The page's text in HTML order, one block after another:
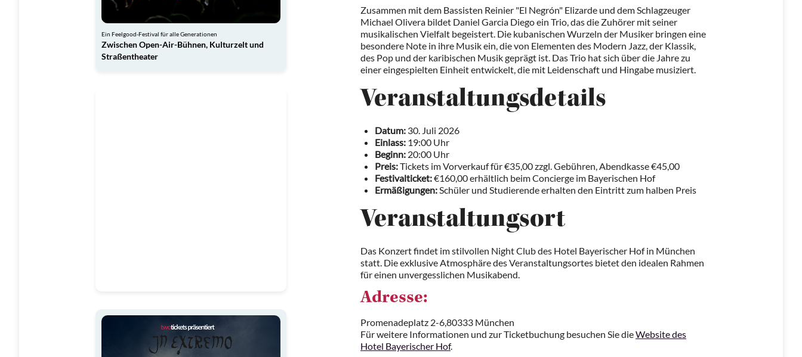
Ein Feelgood-Festival für alle Generationen
Zwischen Open-Air-Bühnen, Kulturzelt und
Straßentheater
Zusammen mit dem Bassisten Reinier "El Negrón" Elizarde und dem Schlagzeuger
Michael Olivera bildet Daniel Garcia Diego ein Trio, das die Zuhörer mit seiner
musikalischen Vielfalt begeistert. Die kubanischen Wurzeln der Musiker bringen eine
besondere Note in ihre Musik ein, die von Elementen des Modern Jazz, der Klassik,
des Pop und der karibischen Musik geprägt ist. Das Trio hat sich über die Jahre zu
einer eingespielten Einheit entwickelt, die mit Leidenschaft und Hingabe musiziert.
Veranstaltungsdetails
Datum: 30. Juli 2026
Einlass: 19:00 Uhr
Beginn: 20:00 Uhr
Preis:Tickets im Vorverkauf für €35,00 zzgl. Gebühren, Abendkasse €45,00
Festivalticket:€160,00 erhältlich beim Concierge im Bayerischen Hof
Ermäßigungen:Schüler und Studierende erhalten den Eintritt zum halben Preis
Veranstaltungsort
Das Konzert findet im stilvollen Night Club des Hotel Bayerischer Hof in München
statt. Die exklusive Atmosphäre des Veranstaltungsortes bietet den idealen Rahmen
für einen unvergesslichen Musikabend.
Adresse:
Promenadeplatz 2-6,80333 München
Für weitere Informationen und zur Ticketbuchung besuchen Sie dieWebsite des
Hotel Bayerischer Hof.